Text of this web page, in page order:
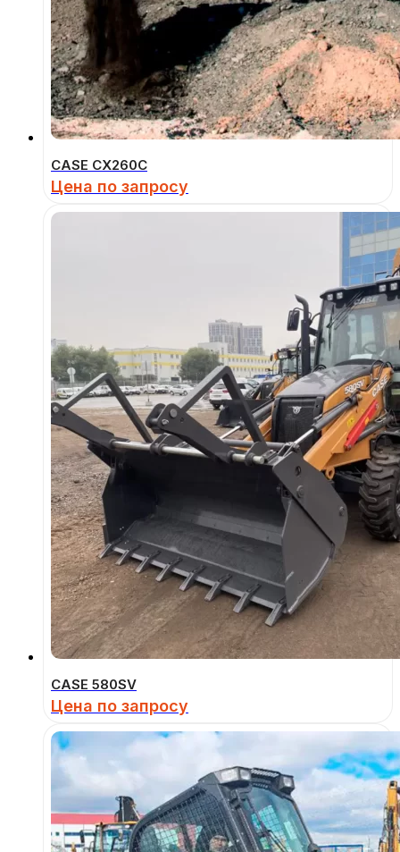
CASE CX260С
Цена по запросу
CASE 580SV
Цена по запросу